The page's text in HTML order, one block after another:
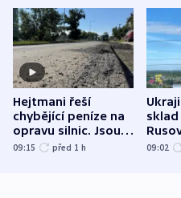
Hejtmani řeší
chybějící peníze na
opravu silnic. Jsou
nenárokové, namítá
09:15 před 1 h
sklad
trh,
09:02